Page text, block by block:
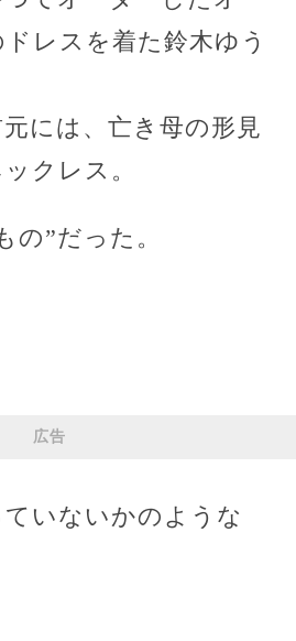
レスを着た鈴木ゆう
には、亡き母の形見
クレス。
の”だった。
広告
いないかのような